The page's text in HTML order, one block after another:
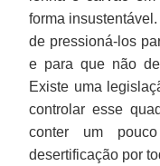
forma
de pressioná-los
e para que não
Existe uma
controlar esse
conter um
desertificação por